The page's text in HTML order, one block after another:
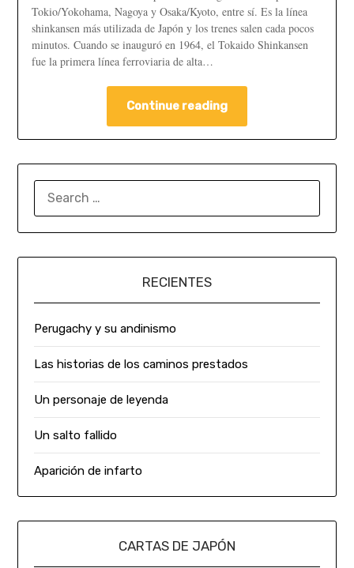
Tokio/Yokohama, Nagoya y Osaka/Kyoto, entre sí. Es la línea
shinkansen más utilizada de Japón y los trenes salen cada pocos
minutos. Cuando se inauguró en 1964, el Tokaido Shinkansen
fue la primera línea ferroviaria de alta…
Continue reading
RECIENTES
Perugachy y su andinismo
Las historias de los caminos prestados
Un personaje de leyenda
Un salto fallido
Aparición de infarto
CARTAS DE JAPÓN